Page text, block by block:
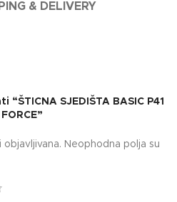
& DELIVERY
SJEDIŠTA BASIC P41
Neophodna polja su